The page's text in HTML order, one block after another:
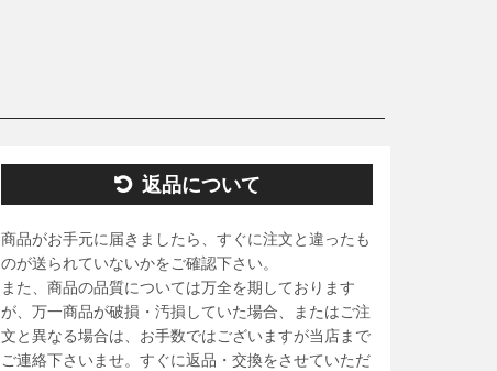
返品について
商品がお手元に届きましたら、すぐに注文と違ったも
のが送られていないかをご確認下さい。
また、商品の品質については万全を期しております
が、万一商品が破損・汚損していた場合、またはご注
文と異なる場合は、お手数ではございますが当店まで
ご連絡下さいませ。すぐに返品・交換をさせていただ